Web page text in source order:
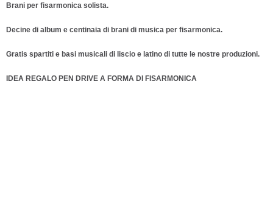
Brani per fisarmonica solista.
Decine di album e centinaia di brani di musica per fisarmonica.
Gratis spartiti e basi musicali di liscio e latino di tutte le nostre produzioni.
IDEA REGALO PEN DRIVE A FORMA DI FISARMONICA